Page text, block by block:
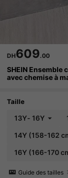
DH609.00
SHEIN Ensemble
avec chemise à
Taille
13Y- 16Y
14Y (158-162
16Y (166-170
Guide des tailles